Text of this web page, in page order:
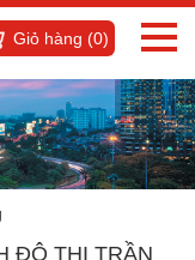
Giỏ hàng (0)
ĐÔ THỊ TRẦN